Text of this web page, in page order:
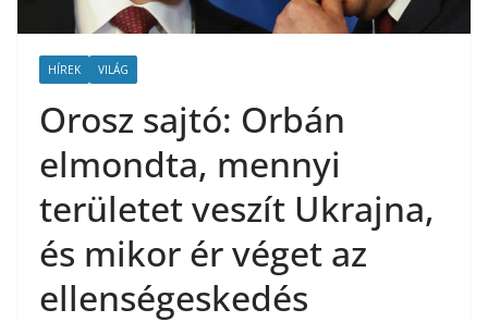
HÍREK VILÁG
Orosz sajtó: Orbán
elmondta, mennyi
területet veszít Ukrajna,
és mikor ér véget az
ellenségeskedés